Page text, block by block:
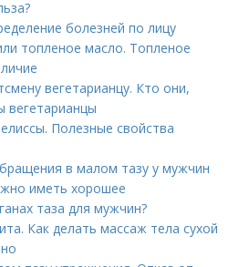
болезней по лицу
топленое масло. Топленое
вегетарианцу. Кто они,
вегетарианцы
Полезные свойства
в малом тазу у мужчин
иметь хорошее
таза для мужчин?
Как делать массаж тела сухой